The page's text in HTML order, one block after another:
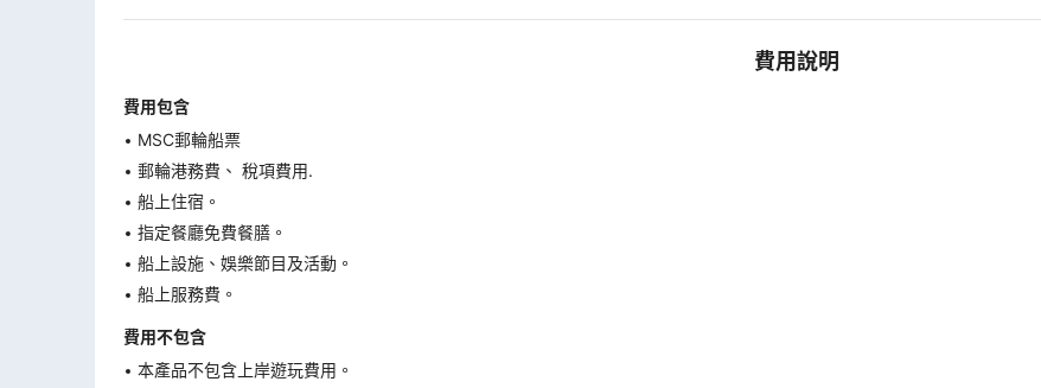
費用說明
費用包含
MSC郵輪船票
郵輪港務費、 稅項費用.
船上住宿。
指定餐廳免費餐膳。
船上設施、娛樂節目及活動。
船上服務費。
費用不包含
本產品不包含上岸遊玩費用。